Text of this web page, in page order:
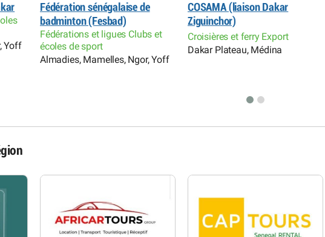
Yoff
Fédération sénégalaise de
badminton (Fesbad)
Fédérations et ligues Clubs et
écoles de sport
Almadies, Mamelles, Ngor, Yoff
COSAMA (liaison Dakar
Ziguinchor)
Croisières et ferry Export
Dakar Plateau, Médina